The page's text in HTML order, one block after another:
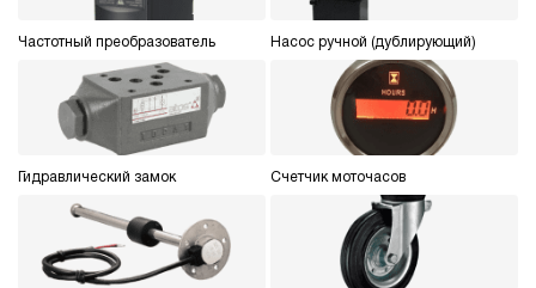
Частотный преобразователь Насос ручной (дублирующий)
Гидравлический замок Счетчик моточасов